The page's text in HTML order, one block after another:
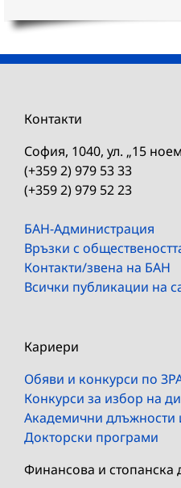
Контакти
София, 1040, ул. „15
(+359 2) 979 53 33
(+359 2) 979 52 23
БАН-Администрация
Връзки с
Контакти/звена на БАН
Всички публикации на
Кариери
Обяви и конкурси по
Конкурси за избор на
Академични длъжности
Докторски програми
Финансова и стопанска